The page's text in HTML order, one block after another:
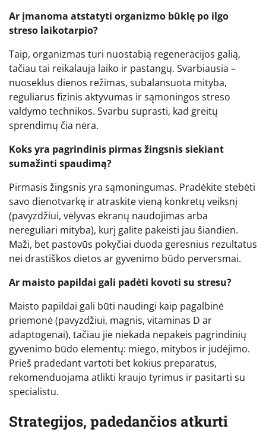
Ar įmanoma atstatyti organizmo būklę po ilgo
streso laikotarpio?
Taip, organizmas turi nuostabią regeneracijos galią,
tačiau tai reikalauja laiko ir pastangų. Svarbiausia –
nuoseklus dienos režimas, subalansuota mityba,
reguliarus fizinis aktyvumas ir sąmoningos streso
valdymo technikos. Svarbu suprasti, kad greitų
sprendimų čia nėra.
Koks yra pagrindinis pirmas žingsnis siekiant
sumažinti spaudimą?
Pirmasis žingsnis yra sąmoningumas. Pradėkite stebėti
savo dienotvarkę ir atraskite vieną konkretų veiksnį
(pavyzdžiui, vėlyvas ekranų naudojimas arba
nereguliari mityba), kurį galite pakeisti jau šiandien.
Maži, bet pastovūs pokyčiai duoda geresnius rezultatus
nei drastiškos dietos ar gyvenimo būdo perversmai.
Ar maisto papildai gali padėti kovoti su stresu?
Maisto papildai gali būti naudingi kaip pagalbinė
priemonė (pavyzdžiui, magnis, vitaminas D ar
adaptogenai), tačiau jie niekada nepakeis pagrindinių
gyvenimo būdo elementų: miego, mitybos ir judėjimo.
Prieš pradedant vartoti bet kokius preparatus,
rekomenduojama atlikti kraujo tyrimus ir pasitarti su
specialistu.
Strategijos, padedančios atkurti